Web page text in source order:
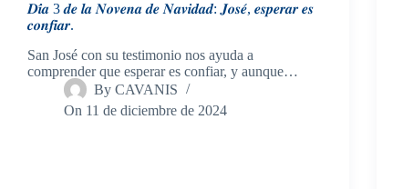
𝑫𝒊́𝒂 3 𝒅𝒆 𝒍𝒂 𝑵𝒐𝒗𝒆𝒏𝒂 𝒅𝒆 𝑵𝒂𝒗𝒊𝒅𝒂𝒅: 𝑱𝒐𝒔𝒆́, 𝒆𝒔𝒑𝒆𝒓𝒂𝒓 𝒆𝒔
𝒄𝒐𝒏𝒇𝒊𝒂𝒓.
San José con su testimonio nos ayuda a
comprender que esperar es confiar, y aunque…
By CAVANIS
On 11 de diciembre de 2024